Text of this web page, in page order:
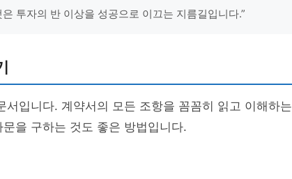
투자의 반 이상을 성공으로 이끄는 지름길입니다.”
입니다. 계약서의 모든 조항을 꼼꼼히 읽고 이해하는
을 구하는 것도 좋은 방법입니다.